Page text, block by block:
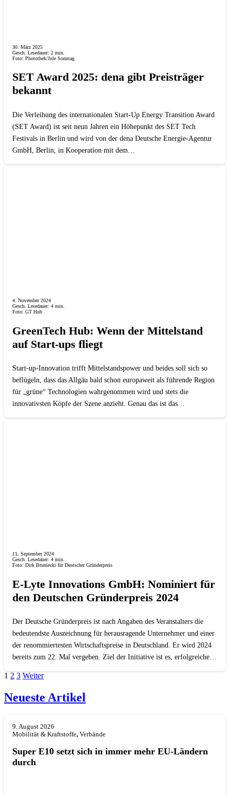
30. März 2025
Gesch. Lesedauer: 2 min.
Foto: Photothek/Jule Sonntag
SET Award 2025: dena gibt Preisträger
bekannt
Die Verleihung des internationalen Start-Up Energy Transition Award
(SET Award) ist seit neun Jahren ein Höhepunkt des SET Tech
Festivals in Berlin und wird von der dena Deutsche Energie-Agentur
GmbH, Berlin, in Kooperation mit dem…
4. November 2024
Gesch. Lesedauer: 4 min.
Foto: GT Hub
GreenTech Hub: Wenn der Mittelstand
auf Start-ups fliegt
Start-up-Innovation trifft Mittelstandspower und beides soll sich so
beflügeln, dass das Allgäu bald schon europaweit als führende Region
für „grüne“ Technologien wahrgenommen wird und stets die
innovativsten Köpfe der Szene anzieht. Genau das ist das…
11. September 2024
Gesch. Lesedauer: 4 min.
Foto: Dirk Bruniecki für Deutscher Gründerpreis
E-Lyte Innovations GmbH: Nominiert für
den Deutschen Gründerpreis 2024
Der Deutsche Gründerpreis ist nach Angaben des Veranstalters die
bedeutendste Auszeichnung für herausragende Unternehmer und einer
der renommiertesten Wirtschaftspreise in Deutschland. Er wird 2024
bereits zum 22. Mal vergeben. Ziel der Initiative ist es, erfolgreiche…
1 2 3 Weiter
Neueste Artikel
9. August 2026
Mobilität & Kraftstoffe, Verbände
Super E10 setzt sich in immer mehr EU-Ländern
durch